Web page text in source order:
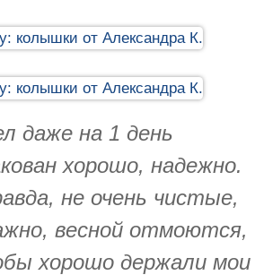
даже на 1 день
хорошо, надежно.
не очень чистые,
весной отмоются,
хорошо держали мои